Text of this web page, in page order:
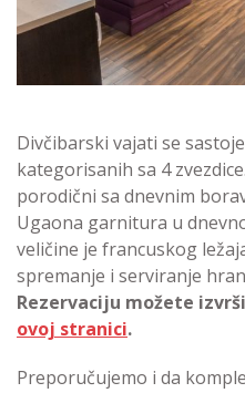
Divčibarski vajati se
kategorisanih sa 4
porodični sa dnevnim
Ugaona garnitura u
veličine je francuskog
spremanje i serviranje
Rezervaciju možete
ovoj stranici.
Preporučujemo i da